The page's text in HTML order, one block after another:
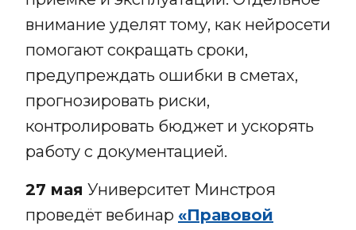
внимание уделят тому, как нейросети
помогают сокращать сроки,
предупреждать ошибки в сметах,
прогнозировать риски,
контролировать бюджет и ускорять
работу с документацией.
27 мая Университет Минстроя
проведёт вебинар «Правовой